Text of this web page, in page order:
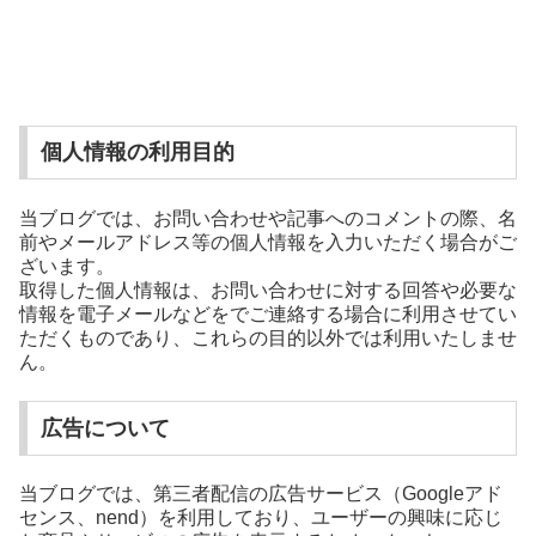
個人情報の利用目的
当ブログでは、お問い合わせや記事へのコメントの際、名
前やメールアドレス等の個人情報を入力いただく場合がご
ざいます。
取得した個人情報は、お問い合わせに対する回答や必要な
情報を電子メールなどをでご連絡する場合に利用させてい
ただくものであり、これらの目的以外では利用いたしませ
ん。
広告について
当ブログでは、第三者配信の広告サービス（Googleアド
センス、nend）を利用しており、ユーザーの興味に応じ